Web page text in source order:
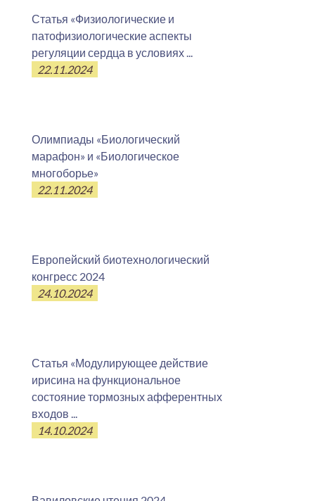
Статья «Физиологические и
патофизиологические аспекты
регуляции сердца в условиях ...
22.11.2024
Олимпиады «Биологический
марафон» и «Биологическое
многоборье»
22.11.2024
Европейский биотехнологический
конгресс 2024
24.10.2024
Статья «Модулирующее действие
ирисина на функциональное
состояние тормозных афферентных
входов ...
14.10.2024